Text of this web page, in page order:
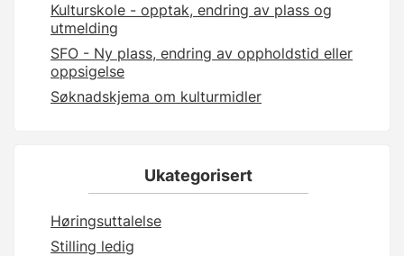
Kulturskole - opptak, endring av plass og
utmelding
SFO - Ny plass, endring av oppholdstid eller
oppsigelse
Søknadskjema om kulturmidler
Ukategorisert
Høringsuttalelse
Stilling ledig